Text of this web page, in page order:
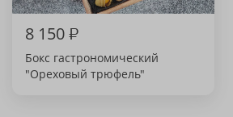
8 150₽
Бокс гастрономический
"Ореховый трюфель"